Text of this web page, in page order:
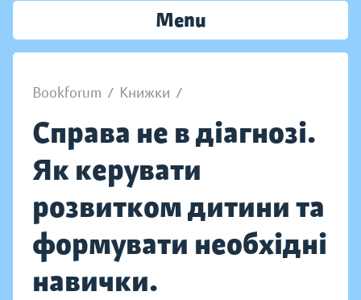
Menu
Bookforum / Книжки /
Справа не в діагнозі.
Як керувати
розвитком дитини та
формувати необхідні
навички.